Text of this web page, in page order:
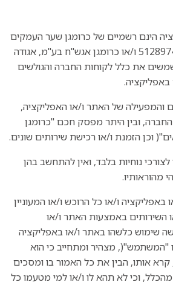
הינם רשמיים של כרומגן שער העמקים
)2000 )בע"מ, ח.פ. 512897463 ו/או כרומגן אגש"ח בע"מ, אגודה
004582-57 ומשמשים את כלל לקוחות החברה והגולשים
והמפעילה של האתר ו/או האפליקציה,
ובין היתר מפסק חכם "כרומגן
נוחיות בלבד, ואין להתחשב בהן
מהוראותיו.
ו/או כל הרוכש ו/או המעוניין
השירותים באמצעות האתר ו/או
שימוש כלשהו באתר ו/או באפליקציה
"המשתמש"(, מצהיר ומתחייב כי הוא
קרא אותו, הבין את כל האמור בו ומסכים
מהכלל, וכי לא תהא לו ו/או למי מטעמו כל